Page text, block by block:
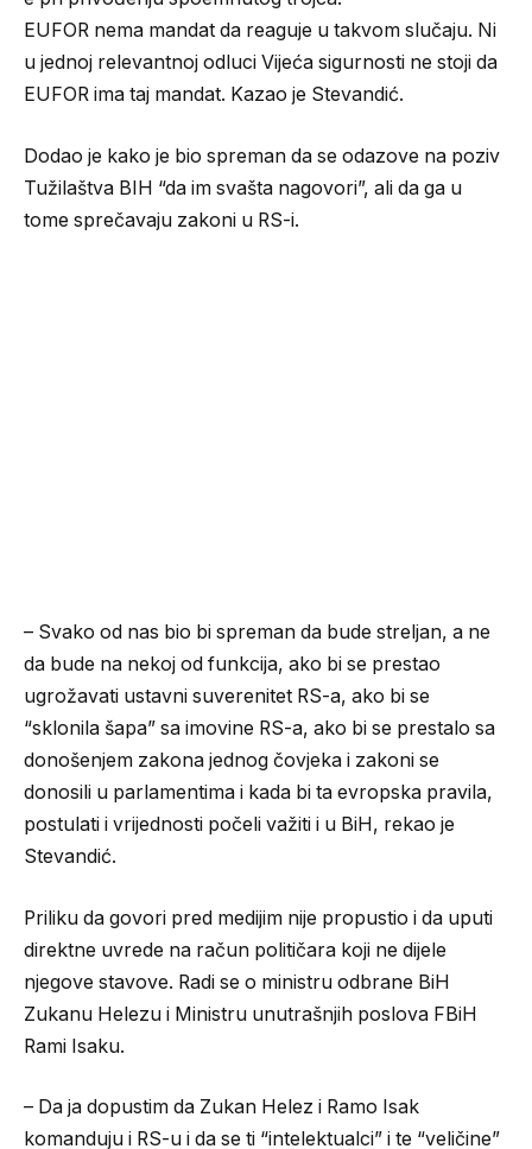
EUFOR nema mandat da reaguje u takvom slučaju. Ni
u jednoj relevantnoj odluci Vijeća sigurnosti ne stoji da
EUFOR ima taj mandat. Kazao je Stevandić.
Dodao je kako je bio spreman da se odazove na poziv
Tužilaštva BIH “da im svašta nagovori”, ali da ga u
tome sprečavaju zakoni u RS-i.
– Svako od nas bio bi spreman da bude streljan, a ne
da bude na nekoj od funkcija, ako bi se prestao
ugrožavati ustavni suverenitet RS-a, ako bi se
“sklonila šapa” sa imovine RS-a, ako bi se prestalo sa
donošenjem zakona jednog čovjeka i zakoni se
donosili u parlamentima i kada bi ta evropska pravila,
postulati i vrijednosti počeli važiti i u BiH, rekao je
Stevandić.
Priliku da govori pred medijim nije propustio i da uputi
direktne uvrede na račun političara koji ne dijele
njegove stavove. Radi se o ministru odbrane BiH
Zukanu Helezu i Ministru unutrašnjih poslova FBiH
Rami Isaku.
– Da ja dopustim da Zukan Helez i Ramo Isak
komanduju i RS-u i da se ti “intelektualci” i te “veličine”